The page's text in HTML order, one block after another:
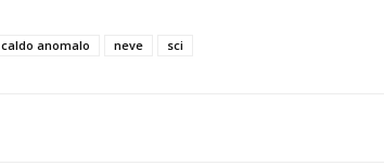
caldo anomalo neve sci